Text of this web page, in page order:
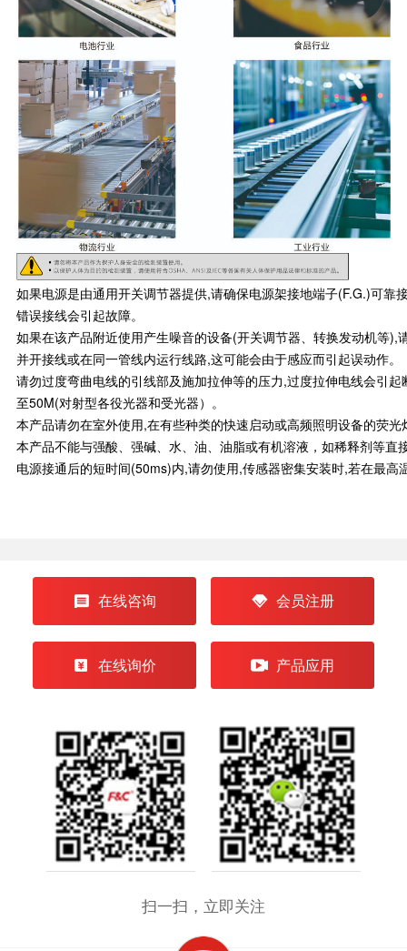
如果电源是由通用开关调节器提供,请确保电源架接地端子(F.G.)可
错误接线会引起故障。
如果在该产品附近使用产生噪音的设备(开关调节器、转换发动机等
并开接线或在同一管线内运行线路,这可能会由于感应而引起误动作。
请勿过度弯曲电线的引线部及施加拉伸等的压力,过度拉伸电线会引
至50M(对射型各役光器和受光器）。
本产品请勿在室外使用,在有些种类的快速启动或高频照明设备的荧
本产品不能与强酸、强碱、水、油、油脂或有机溶液，如稀释剂等
电源接通后的短时间(50ms)内,请勿使用,传感器密集安装时,若在最高
在线咨询 会员注册
在线询价 产品应用
扫一扫，立即关注